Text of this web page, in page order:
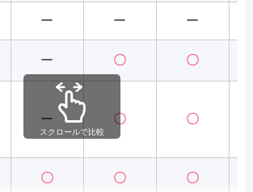
ー ー ー
ー 〇 〇
ー 〇 〇
〇 〇 〇
スクロールで比較